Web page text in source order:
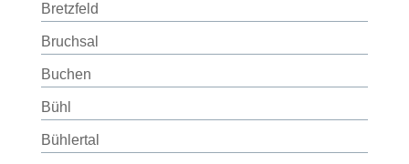
Bretzfeld
Bruchsal
Buchen
Bühl
Bühlertal